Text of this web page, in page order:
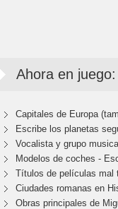
Ahora en juego:
Capitales de Europa
Escribe los planetas
Vocalista y grupo
Modelos de coches -
Títulos de películas mal
Ciudades romanas en
Obras principales de